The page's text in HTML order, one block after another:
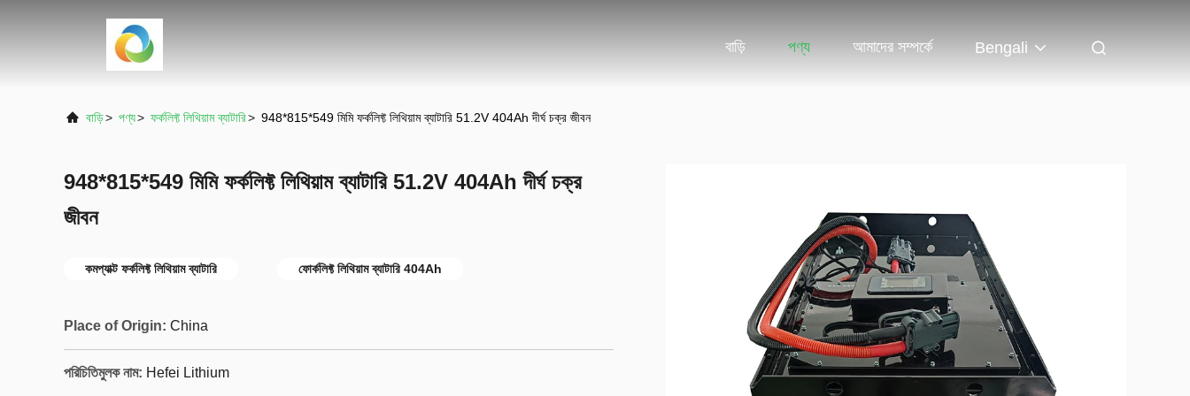
বাড়ি পণ্য আমাদের সম্পর্কে Bengali
বাড়ি> পণ্য> ফর্কলিফ্ট লিথিয়াম ব্যাটারি> 948*815*549 মিমি ফর্কলিফ্ট লিথিয়াম ব্যাটারি 51.2V 404Ah দীর্ঘ চক্র জীবন
948*815*549 মিমি ফর্কলিফ্ট লিথিয়াম ব্যাটারি 51.2V 404Ah দীর্ঘ চক্র
জীবন
কমপ্যাক্ট ফর্কলিফ্ট লিথিয়াম ব্যাটারি ফোর্কলিফ্ট লিথিয়াম ব্যাটারি 404Ah
Place of Origin: China
পরিচিতিমুলক নাম: Hefei Lithium